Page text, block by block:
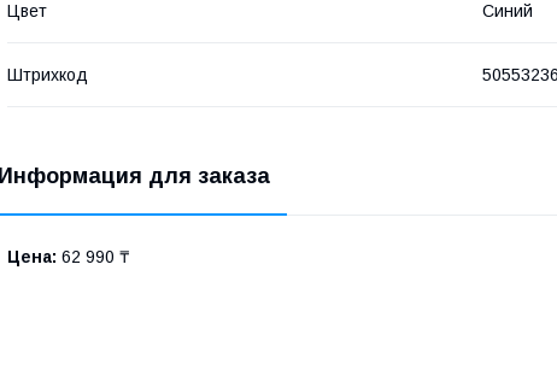
Цвет Синий
Штрихкод
Информация для заказа
Цена: 62 990 ₸